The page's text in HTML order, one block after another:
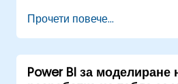
Прочети повече...
Power BI за моделиране